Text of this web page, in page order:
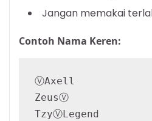
Jangan memakai
Contoh Nama Keren:
ⓋAxell
ZeusⓋ
TzyⓋLegend